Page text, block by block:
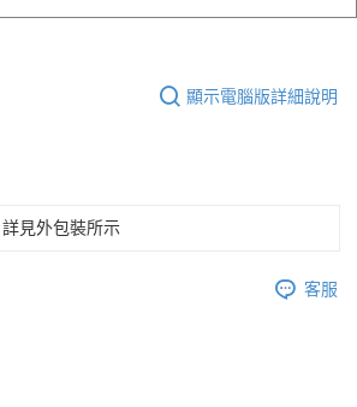
顯示電腦版詳細說明
詳見外包裝所示
客服